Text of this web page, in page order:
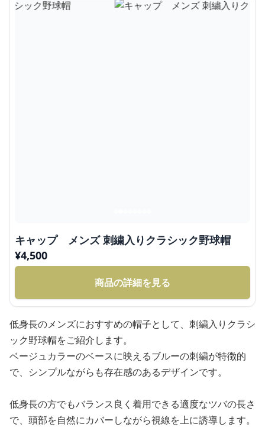
キャップ メンズ 刺繍入りクラシック野球帽
¥4,500
商品の詳細を見る
低身長のメンズにおすすめの帽子として、刺繍入りクラシ
ック野球帽をご紹介します。
ベージュカラーのベースに映えるブルーの刺繍が特徴的
で、シンプルながらも存在感のあるデザインです。
低身長の方でもバランス良く着用できる適度なツバの長さ
で、頭部を自然にカバーしながら視線を上に誘導します。